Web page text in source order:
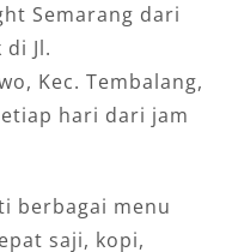
Semarang dari
Jl.
Kec. Tembalang,
hari dari jam
berbagai menu
saji, kopi,